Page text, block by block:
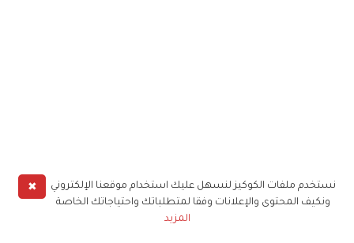
✖
نستخدم ملفات الكوكيز لنسهل عليك استخدام موقعنا الإلكتروني
ونكيف المحتوى والإعلانات وفقا لمتطلباتك واحتياجاتك الخاصة
المزيد